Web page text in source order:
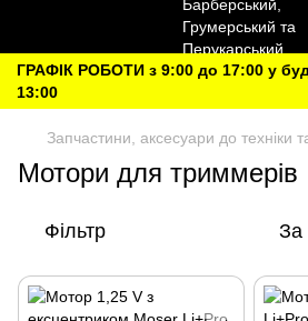
ГРАФІК РОБОТИ з 9:00 до 17:00 у
13:00
Запчастини, аксесуари до техніки
Мотори для триммерів
Фільтр За